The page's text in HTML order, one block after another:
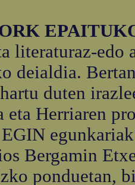
edo
deialdia.
duten
eta Herriaren
Bergamin
ponduetan,